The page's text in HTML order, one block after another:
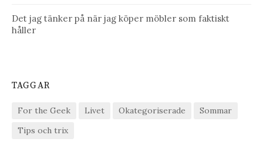
Det jag tänker på när jag köper möbler som faktiskt
håller
TAGGAR
For the Geek Livet Okategoriserade
Sommar
Tips och trix